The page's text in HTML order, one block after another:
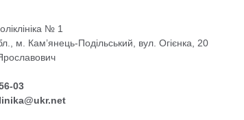
№ 1
м. Кам’янець-Подільський, вул. Огієнка, 20
03